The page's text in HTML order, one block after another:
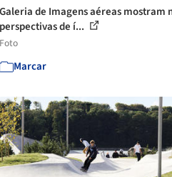
Galeria de Imagens aéreas mostram
perspectivas de í...
Foto
Marcar